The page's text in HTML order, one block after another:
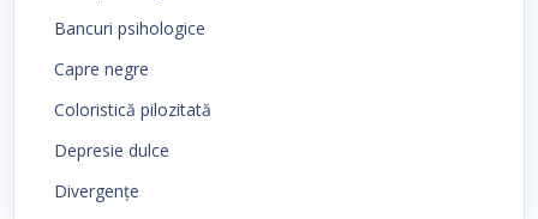
Bancuri psihologice
Capre negre
Coloristică pilozitată
Depresie dulce
Divergenţe